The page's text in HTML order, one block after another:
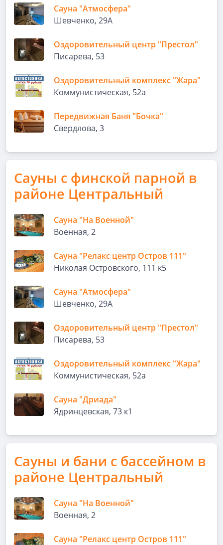
Сауна "Атмосфера"
Шевченко, 29А
Оздоровительный центр "Престол"
Писарева, 53
Оздоровительный комплекс "Жара"
Коммунистическая, 52а
Передвижная Баня "Бочка"
Свердлова, 3
Сауны с финской парной в
районе Центральный
Сауна "На Военной"
Военная, 2
Сауна "Релакс центр Остров 111"
Николая Островского, 111 к5
Сауна "Атмосфера"
Шевченко, 29А
Оздоровительный центр "Престол"
Писарева, 53
Оздоровительный комплекс "Жара"
Коммунистическая, 52а
Сауна "Дриада"
Ядринцевская, 73 к1
Сауны и бани с бассейном в
районе Центральный
Сауна "На Военной"
Военная, 2
Сауна "Релакс центр Остров 111"